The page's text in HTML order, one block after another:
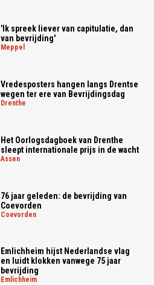
'Ik spreek liever van capitulatie, dan
van bevrijding'
meppel
Vredesposters hangen langs Drentse
wegen ter ere van Bevrijdingsdag
drenthe
Het Oorlogsdagboek van Drenthe
sleept internationale prijs in de wacht
assen
76 jaar geleden: de bevrijding van
Coevorden
coevorden
Emlichheim hijst Nederlandse vlag
en luidt klokken vanwege 75 jaar
bevrijding
emlichheim